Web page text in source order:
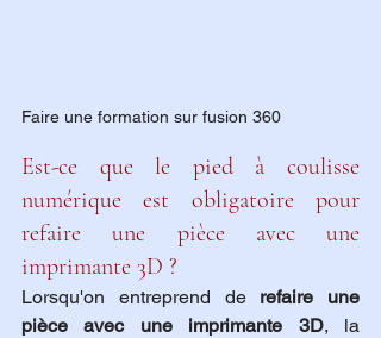
Faire une formation sur fusion 360
Est-ce que le pied à coulisse
numérique est obligatoire pour
refaire une pièce avec une
imprimante 3D ?
Lorsqu'on entreprend de refaire une
pièce avec une imprimante 3D, la